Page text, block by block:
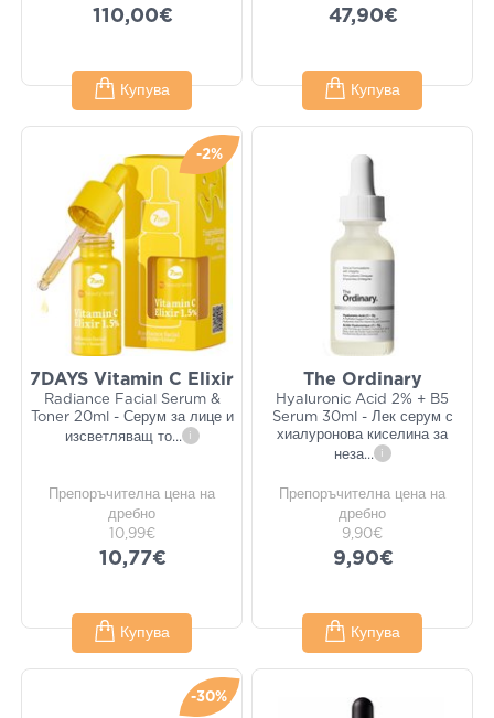
110,00€
Купува
47,90€
Купува
-2%
7DAYS Vitamin C Elixir
Radiance Facial Serum &
Toner 20ml - Серум за лице и
изсветляващ то... i
Препоръчителна цена на
дребно
10,99€
10,77€
Купува
The Ordinary
Hyaluronic Acid 2% + B5
Serum 30ml - Лек серум с
хиалуронова киселина за
неза... i
Препоръчителна цена на
дребно
9,90€
9,90€
Купува
-30%